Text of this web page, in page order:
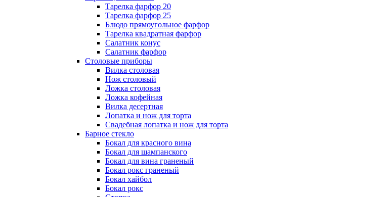
Тарелка фарфор 20
Тарелка фарфор 25
Блюдо прямоугольное фарфор
Тарелка квадратная фарфор
Салатник конус
Салатник фарфор
Столовые приборы
Вилка столовая
Нож столовый
Ложка столовая
Ложка кофейная
Вилка десертная
Лопатка и нож для торта
Свадебная лопатка и нож для торта
Барное стекло
Бокал для красного вина
Бокал для шампанского
Бокал для вина граненый
Бокал рокс граненый
Бокал хайбол
Бокал рокс